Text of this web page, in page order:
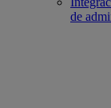
de